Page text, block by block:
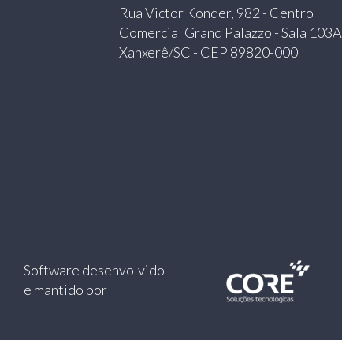
Rua Victor Konder, 982 - Centro
Comercial Grand Palazzo - Sala 103A
Xanxerê/SC - CEP 89820-000
Software desenvolvido
e mantido por